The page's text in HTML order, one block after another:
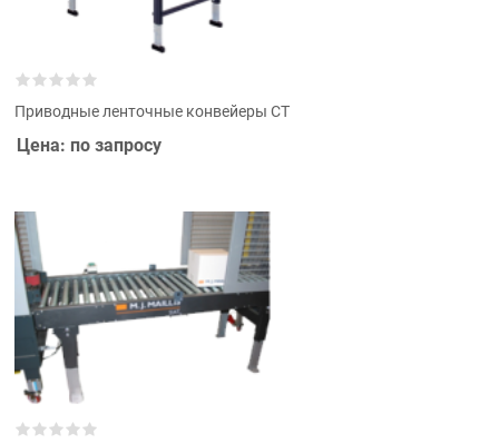
Приводные ленточные конвейеры СТ
Цена: по запросу